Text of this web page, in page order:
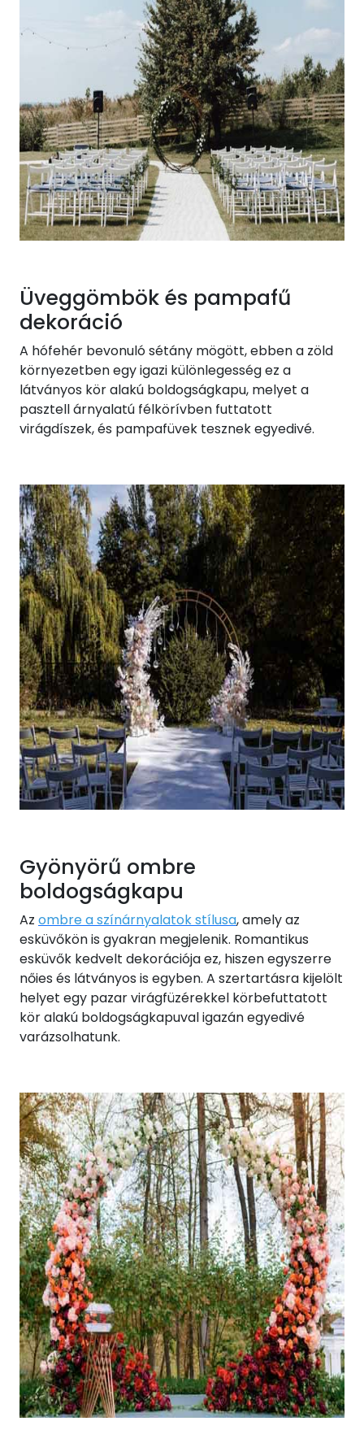
Üveggömbök és pampafű
dekoráció
A hófehér bevonuló sétány mögött, ebben a zöld
környezetben egy igazi különlegesség ez a
látványos kör alakú boldogságkapu, melyet a
pasztell árnyalatú félkörívben futtatott
virágdíszek, és pampafüvek tesznek egyedivé.
Gyönyörű ombre
boldogságkapu
Az ombre a színárnyalatok stílusa, amely az
esküvőkön is gyakran megjelenik. Romantikus
esküvők kedvelt dekorációja ez, hiszen egyszerre
nőies és látványos is egyben. A szertartásra kijelölt
helyet egy pazar virágfüzérekkel körbefuttatott
kör alakú boldogságkapuval igazán egyedivé
varázsolhatunk.